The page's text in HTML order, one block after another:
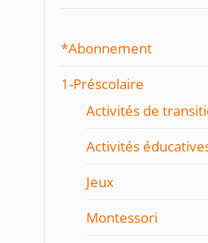
*Abonnement
1-Préscolaire
Activités de
Activités
Jeux
Montessori